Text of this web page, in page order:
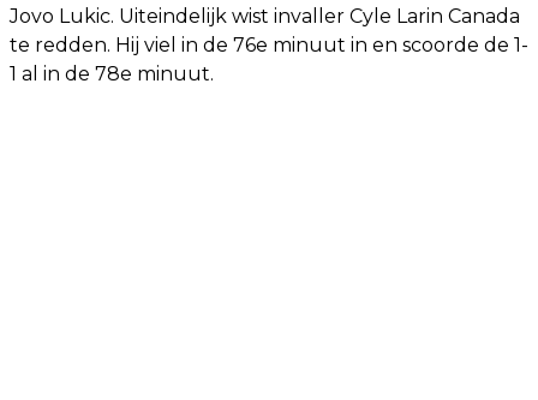
Jovo Lukic. Uiteindelijk wist invaller Cyle Larin Canada
te redden. Hij viel in de 76e minuut in en scoorde de 1-
1 al in de 78e minuut.